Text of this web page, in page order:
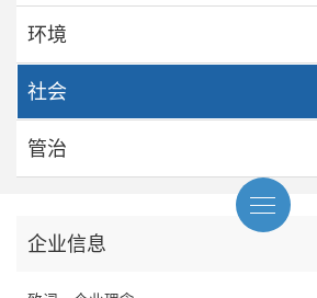
环境
社会
管治
企业信息